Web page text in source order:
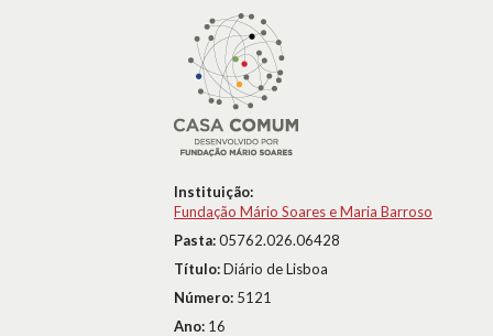
Instituição:
Fundação Mário Soares e Maria Barroso
Pasta:05762.026.06428
Título:Diário de Lisboa
Número: 5121
Ano: 16